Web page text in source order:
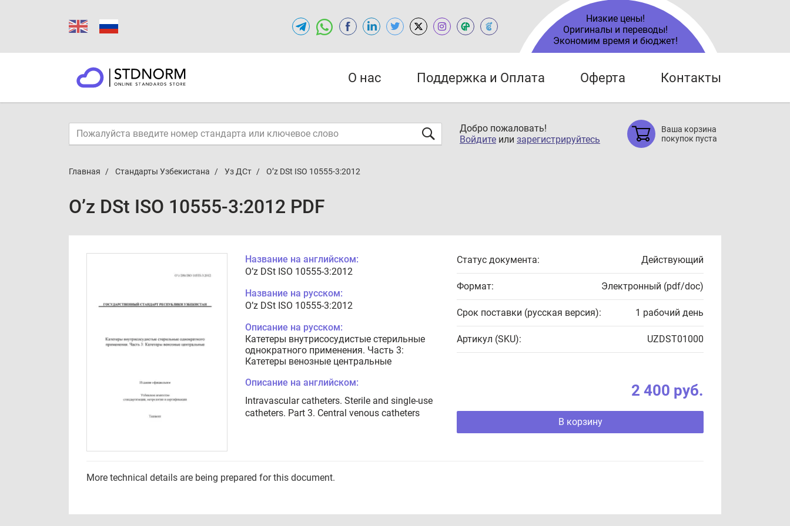
Низкие цены!
Оригиналы и переводы!
Экономим время и бюджет!
О нас Поддержка и Оплата Оферта Контакты
Добро пожаловать!
Войдите или зарегистрируйтесь
Ваша корзина
покупок пуста
Главная Стандарты Узбекистана Уз ДСт O’z DSt ISO 10555-3:2012
O’z DSt ISO 10555-3:2012 PDF
Название на английском:
O’z DSt ISO 10555-3:2012
Название на русском:
O’z DSt ISO 10555-3:2012
Описание на русском:
Катетеры внутрисосудистые стерильные
однократного применения. Часть 3:
Катетеры венозные центральные
Описание на английском:
Intravascular catheters. Sterile and single-use
catheters. Part 3. Central venous catheters
Статус документа: Действующий
Формат: Электронный (pdf/doc)
Срок поставки (русская версия): 1 рабочий день
Артикул (SKU): UZDST01000
2 400 руб.
В корзину
More technical details are being prepared for this document.